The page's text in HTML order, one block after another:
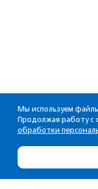
Мы используем
Продолжая работу с
обработки